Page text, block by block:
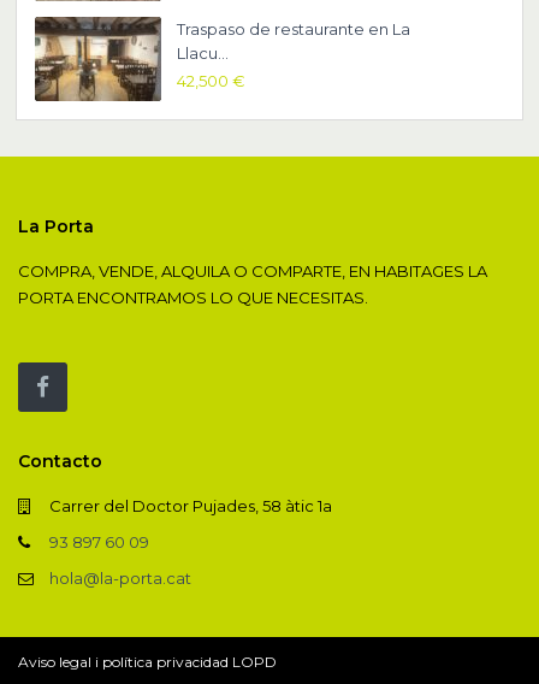
Traspaso de restaurante en La
Llacu...
42,500 €
La Porta
COMPRA, VENDE, ALQUILA O COMPARTE, EN HABITAGES LA
PORTA ENCONTRAMOS LO QUE NECESITAS.
Contacto
Carrer del Doctor Pujades, 58 àtic 1a
93 897 60 09
hola@la-porta.cat
Aviso legal i política privacidad LOPD